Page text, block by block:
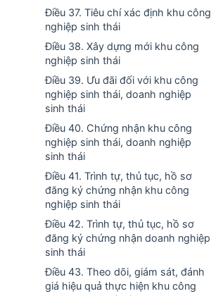
Điều 37. Tiêu chí xác định khu công
nghiệp sinh thái
Điều 38. Xây dựng mới khu công
nghiệp sinh thái
Điều 39. Ưu đãi đối với khu công
nghiệp sinh thái, doanh nghiệp
sinh thái
Điều 40. Chứng nhận khu công
nghiệp sinh thái, doanh nghiệp
sinh thái
Điều 41. Trình tự, thủ tục, hồ sơ
đăng ký chứng nhận khu công
nghiệp sinh thái
Điều 42. Trình tự, thủ tục, hồ sơ
đăng ký chứng nhận doanh nghiệp
sinh thái
Điều 43. Theo dõi, giám sát, đánh
giá hiệu quả thực hiện khu công